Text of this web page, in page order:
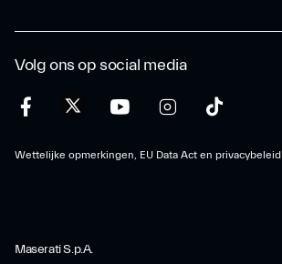
Volg ons op social media
Wettelijke opmerkingen, EU Data Act en privacybeleid
Maserati S.p.A.